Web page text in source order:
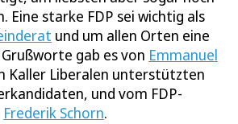
Eine starke FDP sei wichtig als
und um allen Orten eine
gab es von Emmanuel
Kaller Liberalen unterstützten
und vom FDP-
Frederik Schorn.